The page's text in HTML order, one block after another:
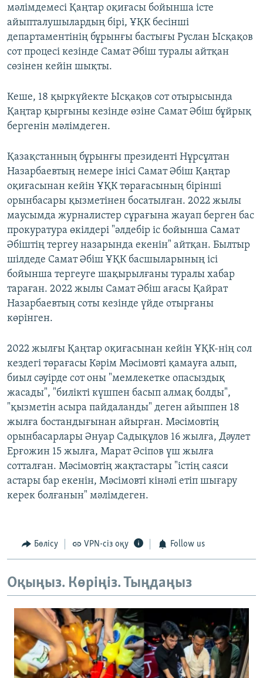
мәлімдемесі Қаңтар оқиғасы бойынша істе
айыпталушылардың бірі, ҰҚК бесінші
департаментінің бұрынғы бастығы Руслан Ысқақов
сот процесі кезінде Самат Әбіш туралы айтқан
сөзінен кейін шықты.
Кеше, 18 қыркүйекте Ысқақов сот отырысында
Қаңтар қырғыны кезінде өзіне Самат Әбіш бұйрық
бергенін мәлімдеген.
Қазақстанның бұрынғы президенті Нұрсұлтан
Назарбаевтың немере інісі Самат Әбіш Қаңтар
оқиғасынан кейін ҰҚК төрағасының бірінші
орынбасары қызметінен босатылған. 2022 жылы
маусымда журналистер сұрағына жауап берген бас
прокуратура өкілдері "әлдебір іс бойынша Самат
Әбіштің тергеу назарында екенін" айтқан. Былтыр
шілдеде Самат Әбіш ҰҚК басшыларының ісі
бойынша тергеуге шақырылғаны туралы хабар
тараған. 2022 жылы Самат Әбіш ағасы Қайрат
Назарбаевтың соты кезінде үйде отырғаны
көрінген.
2022 жылғы Қаңтар оқиғасынан кейін ҰҚК-нің сол
кездегі төрағасы Кәрім Мәсімовті қамауға алып,
биыл сәуірде сот оны "мемлекетке опасыздық
жасады", "билікті күшпен басып алмақ болды",
"қызметін асыра пайдаланды" деген айыппен 18
жылға бостандығынан айырған. Мәсімовтің
орынбасарлары Әнуар Садықұлов 16 жылға, Дәулет
Ерғожин 15 жылға, Марат Әсіпов үш жылға
сотталған. Мәсімовтің жақтастары "істің саяси
астары бар екенін, Мәсімовті кінәлі етіп шығару
керек болғанын" мәлімдеген.
Бөлісу VPN-сіз оқу Follow us
Оқыңыз. Көріңіз. Тыңдаңыз